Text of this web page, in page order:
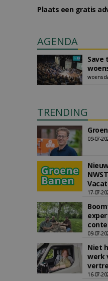
Plaats een gratis
AGENDA
Save
TRENDING
09-07-
17-07-
09-07-
Niet
werk
16-07-